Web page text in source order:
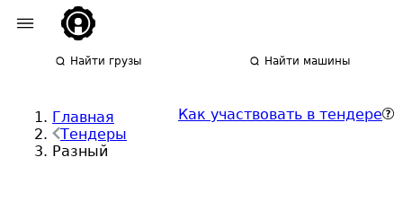
Найти грузы Найти машины
Главная
Тендеры
Разный
Как участвовать в тендере